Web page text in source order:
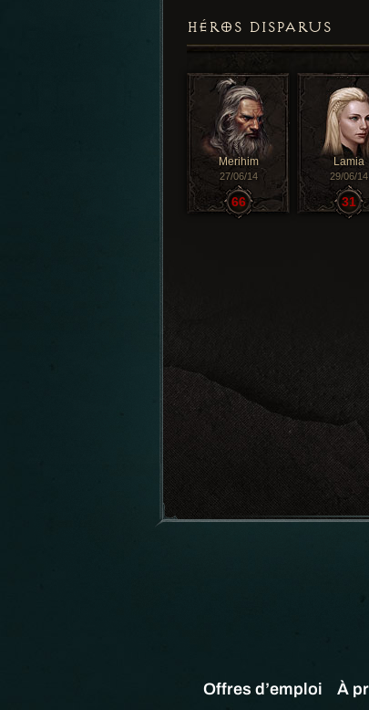
HÉROS DISPARUS
Merihim
27/06/14
66
Lamia
29/06/14
31